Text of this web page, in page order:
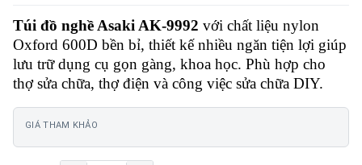
Túi đồ nghề Asaki AK-9992 với chất liệu nylon
Oxford 600D bền bỉ, thiết kế nhiều ngăn tiện lợi giúp
lưu trữ dụng cụ gọn gàng, khoa học. Phù hợp cho
thợ sửa chữa, thợ điện và công việc sửa chữa DIY.
GIÁ THAM KHẢO